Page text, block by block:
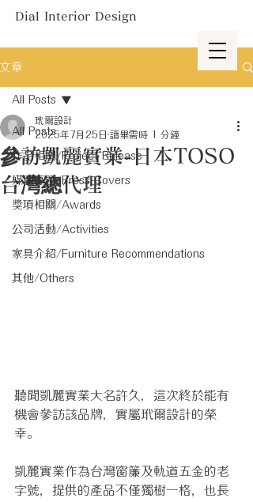
Dial Interior Design
文章
All Posts
作品相關/Project Release
媒體專題/Press Covers
獎項相關/Awards
公司活動/Activities
家具介紹/Furniture Recommendations
其他/Others
All Posts
參訪凱麗實業-日本TOSO
台灣總代理
玳爾設計
2025年7月25日 讀畢需時 1 分鐘
聽聞凱麗實業大名許久，這次終於能有
機會參訪該品牌，實屬玳爾設計的榮
幸。
凱麗實業作為台灣窗簾及軌道五金的老
字號，提供的產品不僅獨樹一格，也長